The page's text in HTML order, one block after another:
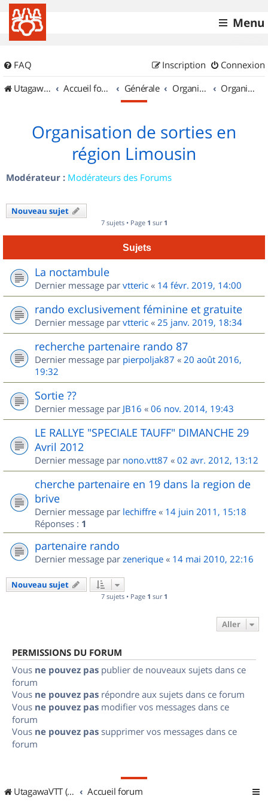
Menu
FAQ Connexion
Inscription
UtagawaVTT (Randos VTT et VTTAE avec traces GPS)
Accueil forum Générale Organisation de sorties & Recherche de partenaires Organisation de sorties en région Limousin
Organisation de sorties en
région Limousin
Modérateur : Modérateurs des Forums
Nouveau sujet
7 sujets • Page 1 sur 1
Sujets
La noctambule
Dernier message par vtteric « 14 févr. 2019, 14:00
rando exclusivement féminine et gratuite
Dernier message par vtteric « 25 janv. 2019, 18:34
recherche partenaire rando 87
Dernier message par pierpoljak87 « 20 août 2016,
19:32
Sortie ??
Dernier message par JB16 « 06 nov. 2014, 19:43
LE RALLYE "SPECIALE TAUFF" DIMANCHE 29
Avril 2012
Dernier message par nono.vtt87 « 02 avr. 2012, 13:12
cherche partenaire en 19 dans la region de
brive
Dernier message par lechiffre « 14 juin 2011, 15:18
Réponses : 1
partenaire rando
Dernier message par zenerique « 14 mai 2010, 22:16
Nouveau sujet
7 sujets • Page 1 sur 1
Aller
PERMISSIONS DU FORUM
Vous ne pouvez pas publier de nouveaux sujets dans ce
forum
Vous ne pouvez pas répondre aux sujets dans ce forum
Vous ne pouvez pas modifier vos messages dans ce
forum
Vous ne pouvez pas supprimer vos messages dans ce
forum
UtagawaVTT (Randos VTT et VTTAE avec traces GPS) Accueil forum